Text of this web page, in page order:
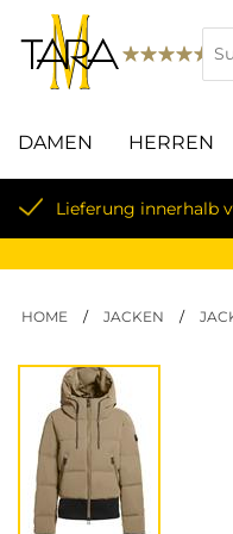
DAMEN HERREN
Lieferung innerhalb
HOME / JACKEN /